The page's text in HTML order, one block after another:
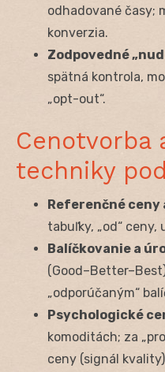
odhadované časy;
konverzia.
Zodpovedné
spätná kontrola,
„opt-out“.
Cenotvorba
techniky
Referenčné ceny
tabuľky, „od“
Balíčkovanie a
„odporúčaným“
Psychologické
komoditách; za
ceny (signál